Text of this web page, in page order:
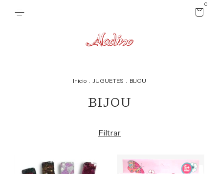
0
Inicio . JUGUETES . BIJOU
BIJOU
Filtrar